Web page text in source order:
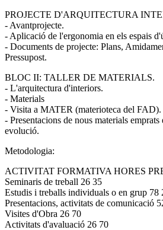
PROJECTE D'ARQUITECTURA
- Avantprojecte.
- Aplicació de l'ergonomia en els espais
- Documents de projecte: Plans,
Pressupost.
BLOC II: TALLER DE MATERIALS.
- L'arquitectura d'interiors.
- Materials
- Visita a MATER (materioteca del FAD).
- Presentacions de nous materials
evolució.
Metodologia:
ACTIVITAT FORMATIVA HORES
Seminaris de treball 26 35
Estudis i treballs individuals o en grup 78
Presentacions, activitats de comunicació
Visites d'Obra 26 70
Activitats d'avaluació 26 70